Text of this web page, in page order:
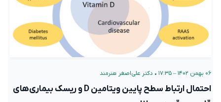
۰۶ بهمن ۱۴۰۲ – ۱۷:۳۵ • دکتر علی‌اصغر هنرمند
احتمال ارتباط سطح پایین ویتامین D و ریسک بیماری‌های